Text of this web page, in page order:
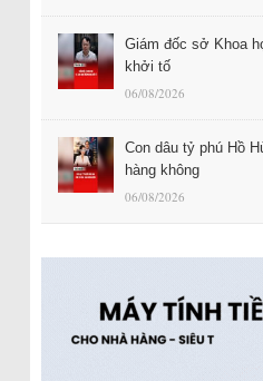
Giám đốc sở Khoa
khởi tố
06/08/2026
Con dâu tỷ phú Hồ
hàng không
06/08/2026